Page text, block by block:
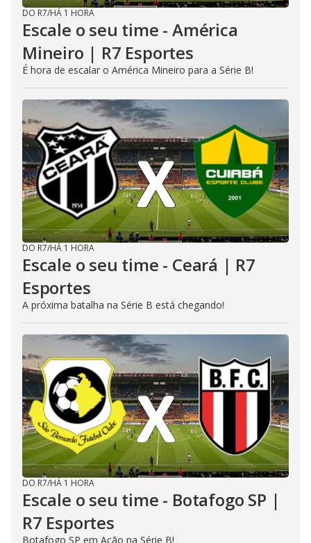
DO R7/HÁ 1 HORA
Escale o seu time - América
Mineiro | R7 Esportes
É hora de escalar o América Mineiro para a Série B!
DO R7/HÁ 1 HORA
Escale o seu time - Ceará | R7
Esportes
A próxima batalha na Série B está chegando!
DO R7/HÁ 1 HORA
Escale o seu time - Botafogo SP |
R7 Esportes
Botafogo SP em Ação na Série B!